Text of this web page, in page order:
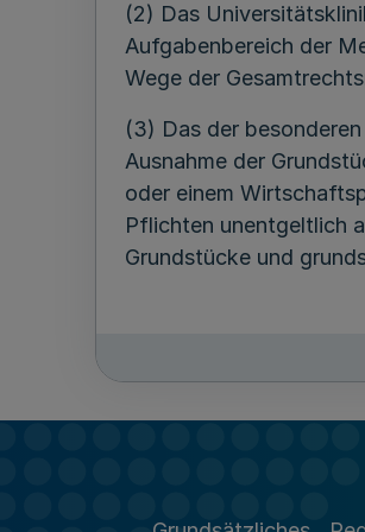
(2) Das
Aufgabenbereich der
Wege der
(3) Das der
Ausnahme der
oder einem
Pflichten unentgeltlich
Grundstücke und
nimmt Aufgaben in der
Sinne der